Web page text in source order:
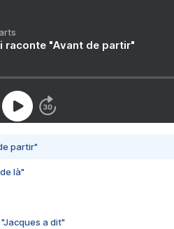
raconte "Avant de partir"
partir"
là"
a dit"